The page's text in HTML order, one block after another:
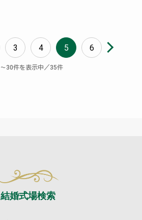
3 4 5 6
〜30件を表示中／35件
結婚式場検索